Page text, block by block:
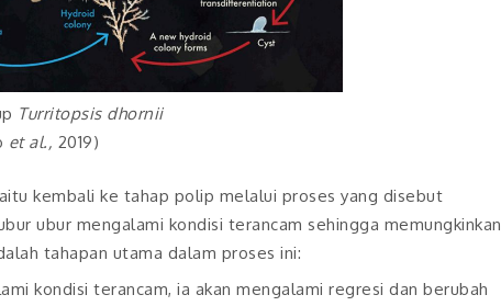
Turritopsis dhornii
et al., 2019)
kembali ke tahap polip melalui proses yang disebut
ubur mengalami kondisi terancam sehingga memungkinkan
tahapan utama dalam proses ini:
kondisi terancam, ia akan mengalami regresi dan berubah